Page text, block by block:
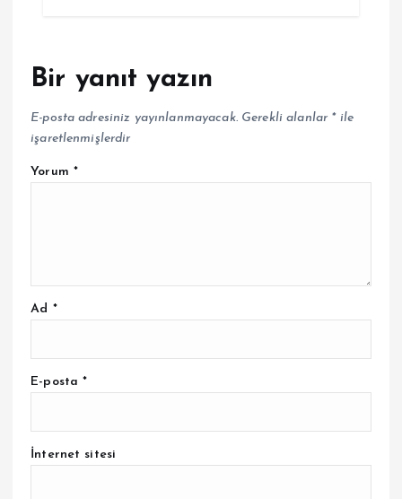
Bir yanıt yazın
E-posta adresiniz yayınlanmayacak. Gerekli alanlar *ile
işaretlenmişlerdir
Yorum *
Ad *
E-posta*
İnternet sitesi